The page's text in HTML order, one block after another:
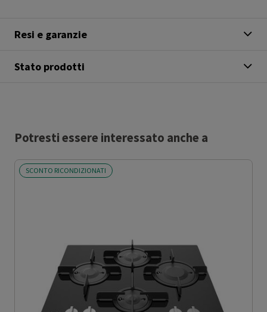
Resi e garanzie
Stato prodotti
Potresti essere interessato anche a
SCONTO RICONDIZIONATI